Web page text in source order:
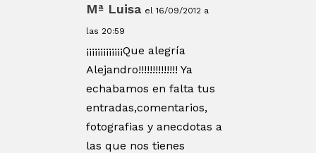
Mª Luisa el 16/09/2012 a
las 20:59
¡¡¡¡¡¡¡¡¡¡¡¡¡Que alegría
Alejandro!!!!!!!!!!!!!! Ya
echabamos en falta tus
entradas,comentarios,
fotografias y anecdotas a
las que nos tienes